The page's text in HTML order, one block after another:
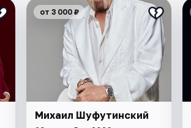
от 3 000 ₽
Михаил Шуфутинский